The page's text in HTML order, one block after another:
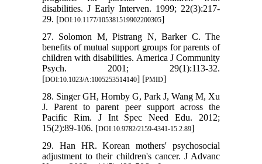
disabilities. J Early Interven. 1999; 22(3):217-
29. [DOI:10.1177/105381519902200305]
27. Solomon M, Pistrang N, Barker C. The
benefits of mutual support groups for parents of
children with disabilities. America J Community
Psych. 2001; 29(1):113-32.
[DOI:10.1023/A:1005253514140] [PMID]
28. Singer GH, Hornby G, Park J, Wang M, Xu
J. Parent to parent peer support across the
Pacific Rim. J Int Spec Need Edu. 2012;
15(2):89-106. [DOI:10.9782/2159-4341-15.2.89]
29. Han HR. Korean mothers' psychosocial
adjustment to their children's cancer. J Advanc